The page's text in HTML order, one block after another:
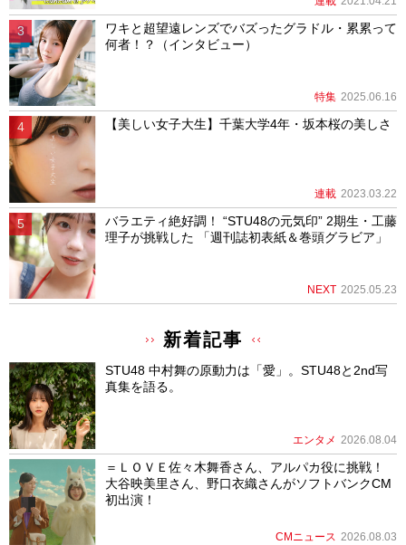
ワキと超望遠レンズでバズったグラドル・累累って
何者！？（インタビュー）
特集 2025.06.16
【美しい女子大生】千葉大学4年・坂本桜の美しさ
連載 2023.03.22
バラエティ絶好調！ “STU48の元気印” 2期生・工藤
理子が挑戦した 「週刊誌初表紙＆巻頭グラビア」
NEXT 2025.05.23
新着記事
STU48 中村舞の原動力は「愛」。STU48と2nd写
真集を語る。
エンタメ 2026.08.04
＝ＬＯＶＥ佐々木舞香さん、アルパカ役に挑戦！
大谷映美里さん、野口衣織さんがソフトバンクCM
初出演！
CMニュース 2026.08.03